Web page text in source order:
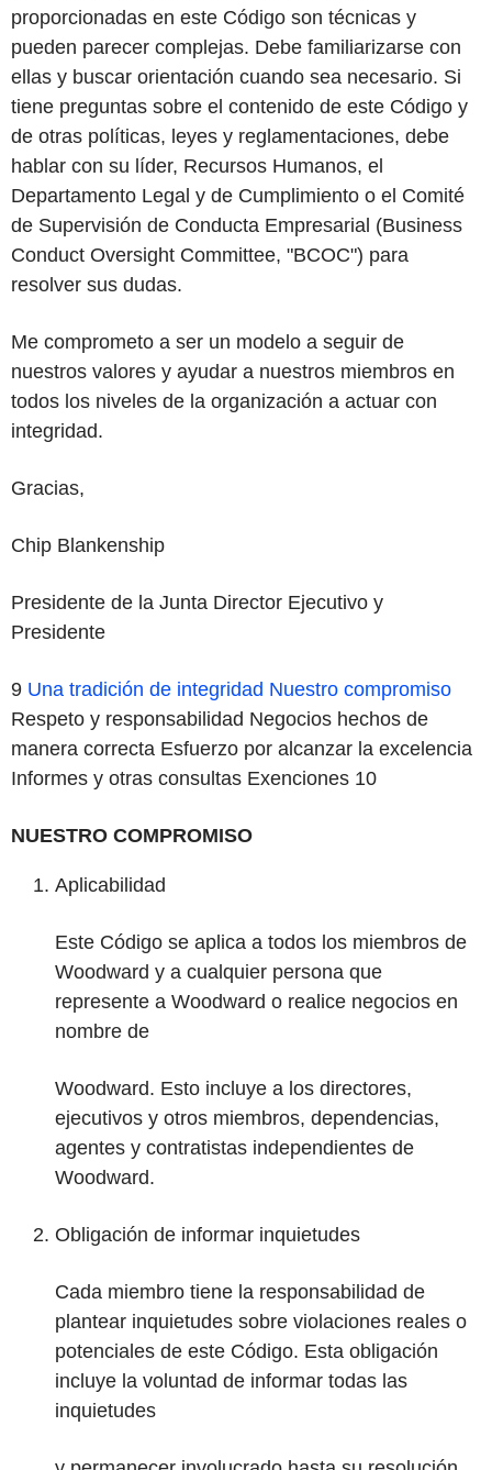
proporcionadas en este Código son técnicas y
pueden parecer complejas. Debe familiarizarse con
ellas y buscar orientación cuando sea necesario. Si
tiene preguntas sobre el contenido de este Código y
de otras políticas, leyes y reglamentaciones, debe
hablar con su líder, Recursos Humanos, el
Departamento Legal y de Cumplimiento o el Comité
de Supervisión de Conducta Empresarial (Business
Conduct Oversight Committee, "BCOC") para
resolver sus dudas.
Me comprometo a ser un modelo a seguir de
nuestros valores y ayudar a nuestros miembros en
todos los niveles de la organización a actuar con
integridad.
Gracias,
Chip Blankenship
Presidente de la Junta Director Ejecutivo y
Presidente
9 Una tradición de integridad Nuestro compromiso
Respeto y responsabilidad Negocios hechos de
manera correcta Esfuerzo por alcanzar la excelencia
Informes y otras consultas Exenciones 10
NUESTRO COMPROMISO
Aplicabilidad
Este Código se aplica a todos los miembros de
Woodward y a cualquier persona que
represente a Woodward o realice negocios en
nombre de
Woodward. Esto incluye a los directores,
ejecutivos y otros miembros, dependencias,
agentes y contratistas independientes de
Woodward.
Obligación de informar inquietudes
Cada miembro tiene la responsabilidad de
plantear inquietudes sobre violaciones reales o
potenciales de este Código. Esta obligación
incluye la voluntad de informar todas las
inquietudes